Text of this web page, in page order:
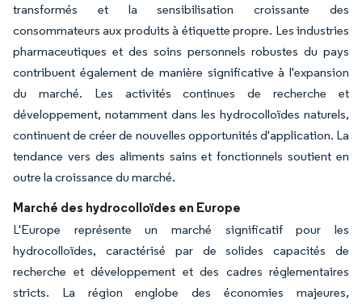
transformés et la sensibilisation croissante des
consommateurs aux produits à étiquette propre. Les industries
pharmaceutiques et des soins personnels robustes du pays
contribuent également de manière significative à l'expansion
du marché. Les activités continues de recherche et
développement, notamment dans les hydrocolloïdes naturels,
continuent de créer de nouvelles opportunités d'application. La
tendance vers des aliments sains et fonctionnels soutient en
outre la croissance du marché.
Marché des hydrocolloïdes en Europe
L'Europe représente un marché significatif pour les
hydrocolloïdes, caractérisé par de solides capacités de
recherche et développement et des cadres réglementaires
stricts. La région englobe des économies majeures,